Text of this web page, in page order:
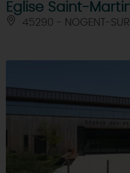
Eglise Saint-
45290 - NOGENT-